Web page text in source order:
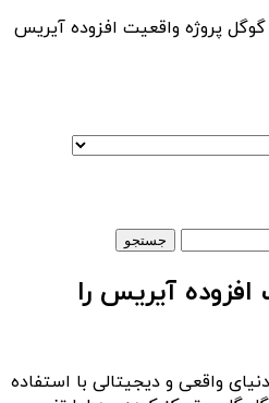
پروژه واقعیت افزوده آیریس
آیریس را
واقعی و دیجیتالی با استفاده